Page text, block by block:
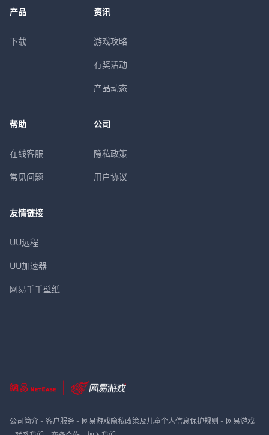
产品
下载
资讯
游戏攻略
有奖活动
产品动态
帮助
在线客服
常见问题
公司
隐私政策
用户协议
友情链接
UU远程
UU加速器
网易千千壁纸
公司简介- 客户服务- 网易游戏隐私政策及儿童个人信息保护规则 - 网易游戏